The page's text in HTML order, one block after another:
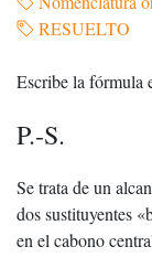
RESUELTO
Escribe la fórmula
P.-S.
Se trata de un
dos sustituyentes
en el cabono